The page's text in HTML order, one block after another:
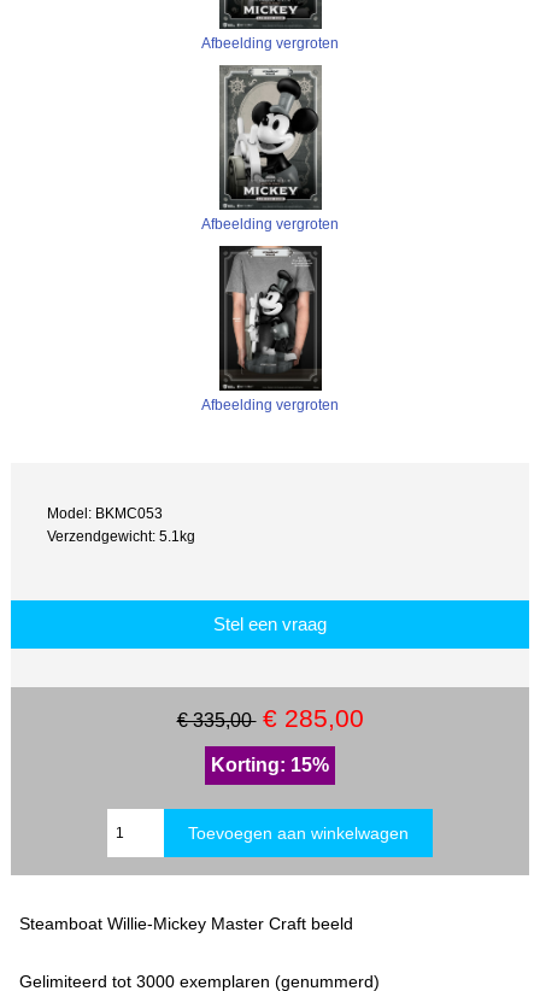
Afbeelding vergroten
Afbeelding vergroten
Afbeelding vergroten
Model: BKMC053
Verzendgewicht: 5.1kg
Stel een vraag
€ 335,00 € 285,00
Korting: 15%
Steamboat Willie-Mickey Master Craft beeld
Gelimiteerd tot 3000 exemplaren (genummerd)